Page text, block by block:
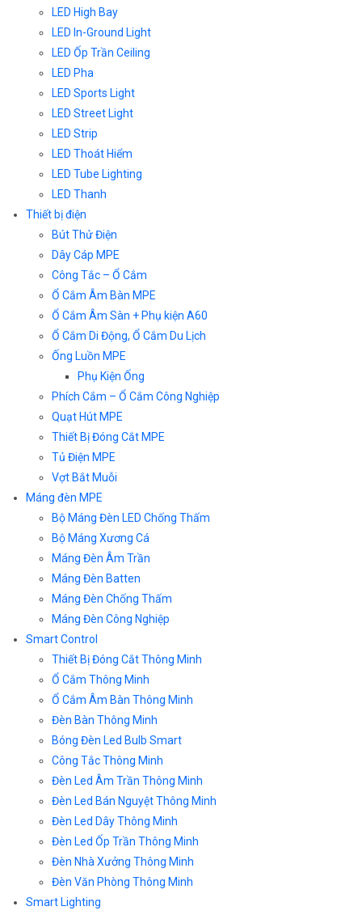
LED High Bay
LED In-Ground Light
LED Ốp Trần Ceiling
LED Pha
LED Sports Light
LED Street Light
LED Strip
LED Thoát Hiểm
LED Tube Lighting
LED Thanh
Thiết bị điện
Bút Thử Điện
Dây Cáp MPE
Công Tắc – Ổ Cắm
Ổ Cắm Âm Bàn MPE
Ổ Cắm Âm Sàn + Phụ kiện A60
Ổ Cắm Di Động, Ổ Cắm Du Lịch
Ống Luồn MPE
Phụ Kiện Ống
Phích Cắm – Ổ Cắm Công Nghiệp
Quạt Hút MPE
Thiết Bị Đóng Cắt MPE
Tủ Điện MPE
Vợt Bắt Muỗi
Máng đèn MPE
Bộ Máng Đèn LED Chống Thấm
Bộ Máng Xương Cá
Máng Đèn Âm Trần
Máng Đèn Batten
Máng Đèn Chống Thấm
Máng Đèn Công Nghiệp
Smart Control
Thiết Bị Đóng Cắt Thông Minh
Ổ Cắm Thông Minh
Ổ Cắm Âm Bàn Thông Minh
Đèn Bàn Thông Minh
Bóng Đèn Led Bulb Smart
Công Tắc Thông Minh
Đèn Led Âm Trần Thông Minh
Đèn Led Bán Nguyệt Thông Minh
Đèn Led Dây Thông Minh
Đèn Led Ốp Trần Thông Minh
Đèn Nhà Xưởng Thông Minh
Đèn Văn Phòng Thông Minh
Smart Lighting